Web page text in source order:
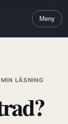
Meny
LÄSNING